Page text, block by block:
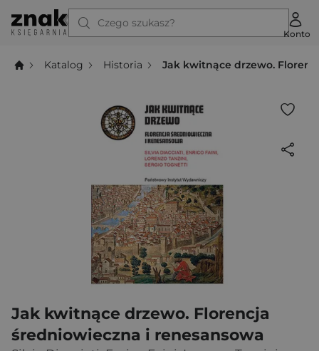
Czego szukasz?
Konto
Katalog Historia Jak kwitnące drzewo.
Jak kwitnące drzewo. Florencja
średniowieczna i renesansowa